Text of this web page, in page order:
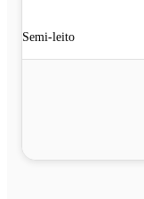
Semi-leito